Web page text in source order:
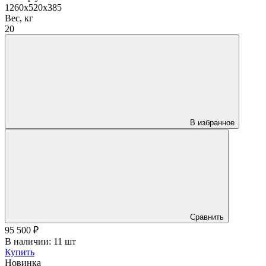
1260x520x385
Вес, кг
20
В избранное
Сравнить
95 500 ₽
В наличии: 11 шт
Купить
Новинка